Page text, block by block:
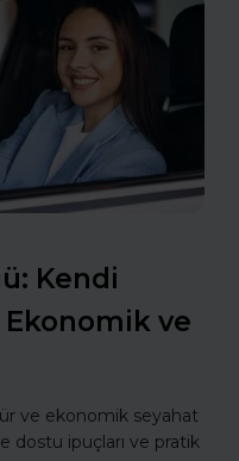
Kendi
Ekonomik ve
ve ekonomik seyahat
dostu ipuçları ve pratik